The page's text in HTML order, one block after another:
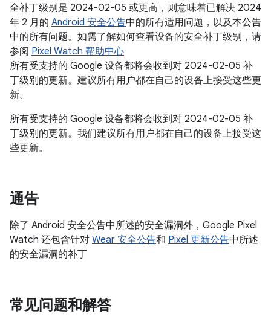
全补丁级别是 2024-02-05 或更高，则意味着已解决 2024
年 2 月的 Android 安全公告中的所有适用问题，以及本公告
中的所有问题。如需了解如何查看设备的安全补丁级别，请
参阅 Pixel Watch 帮助中心
所有受支持的 Google 设备都将会收到对 2024-02-05 补
丁级别的更新。建议所有用户都在自己的设备上接受这些更
新。
所有受支持的 Google 设备都将会收到对 2024-02-05 补
丁级别的更新。我们建议所有用户都在自己的设备上接受这
些更新。
通告
除了 Android 安全公告中所述的安全漏洞外，Google Pixel
Watch 还包含针对 Wear 安全公告和 Pixel 更新公告中所述
的安全漏洞的补丁
常见问题和解答